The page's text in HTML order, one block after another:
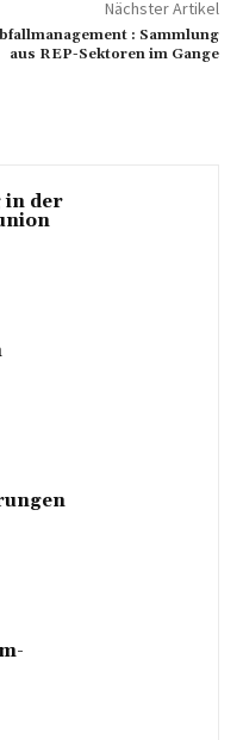
Nächster Artikel
: Sammlung
aus REP-Sektoren im Gange
in der